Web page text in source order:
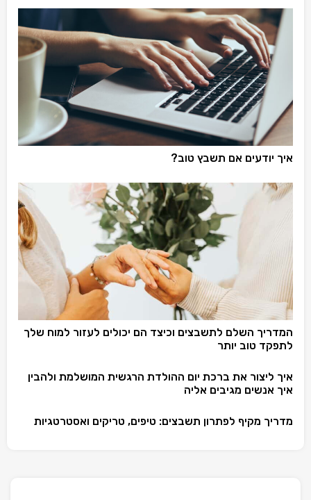
איך יודעים אם תשבץ טוב?
המדריך השלם לתשבצים וכיצד הם יכולים לעזור למוח שלך
לתפקד טוב יותר
איך ליצור את ברכת יום ההולדת הרגשית המושלמת ולהבין
איך אנשים מגיבים אליה
מדריך מקיף לפתרון תשבצים: טיפים, טריקים ואסטרטגיות